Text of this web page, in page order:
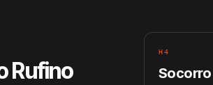
Rufino
H4